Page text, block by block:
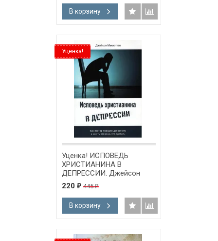
В корзину
Уценка!
Уценка! ИСПОВЕДЬ
ХРИСТИАНИНА В
ДЕПРЕССИИ. Джейсон
Макноттен
220 ₽ 445₽
В корзину